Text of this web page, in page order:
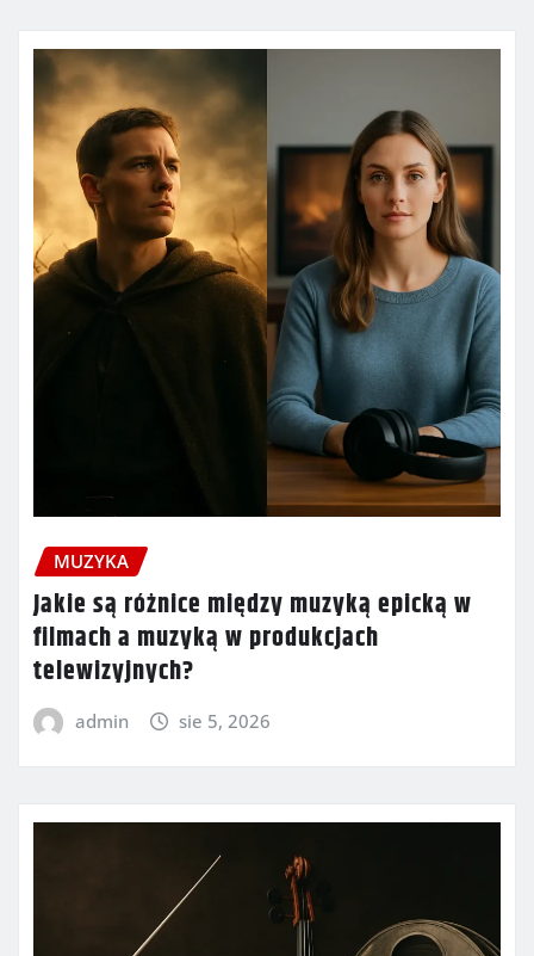
MUZYKA
Jakie są różnice między muzyką epicką w
filmach a muzyką w produkcjach
telewizyjnych?
admin sie 5, 2026